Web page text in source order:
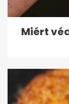
Miért